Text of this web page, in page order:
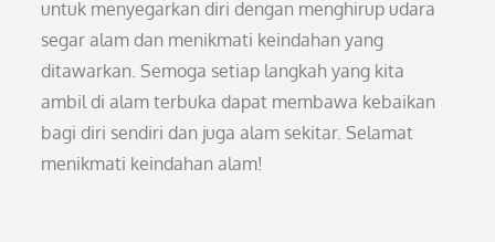
untuk menyegarkan diri dengan menghirup udara
segar alam dan menikmati keindahan yang
ditawarkan. Semoga setiap langkah yang kita
ambil di alam terbuka dapat membawa kebaikan
bagi diri sendiri dan juga alam sekitar. Selamat
menikmati keindahan alam!